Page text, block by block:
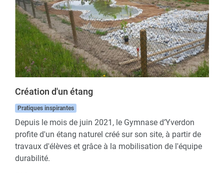
Création d'un étang
Pratiques inspirantes
Depuis le mois de juin 2021, le Gymnase d’Yverdon
profite d'un étang naturel créé sur son site, à partir de
travaux d'élèves et grâce à la mobilisation de l'équipe
durabilité.